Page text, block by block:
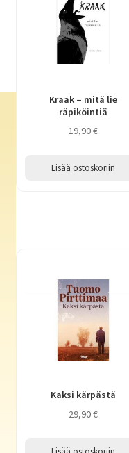
Kraak – mitä lie
räpiköintiä
19,90€
Lisää ostoskoriin
Kaksi kärpästä
29,90€